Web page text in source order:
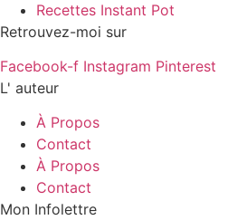
Recettes Instant Pot
Retrouvez-moi sur
Facebook-f Instagram Pinterest
L' auteur
À Propos
Contact
À Propos
Contact
Mon Infolettre